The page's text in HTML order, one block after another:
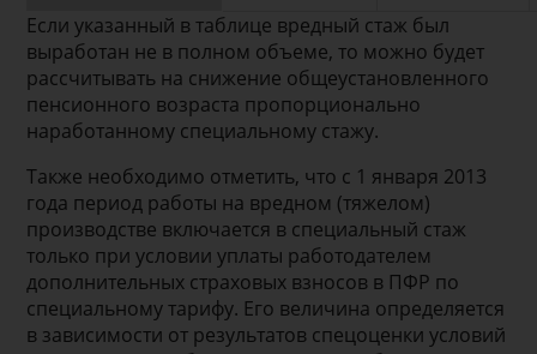
Если указанный в таблице вредный стаж был
выработан не в полном объеме, то можно будет
рассчитывать на снижение общеустановленного
пенсионного возраста пропорционально
наработанному специальному стажу.
Также необходимо отметить, что с 1 января 2013
года период работы на вредном (тяжелом)
производстве включается в специальный стаж
только при условии уплаты работодателем
дополнительных страховых взносов в ПФР по
специальному тарифу. Его величина определяется
в зависимости от результатов спецоценки условий